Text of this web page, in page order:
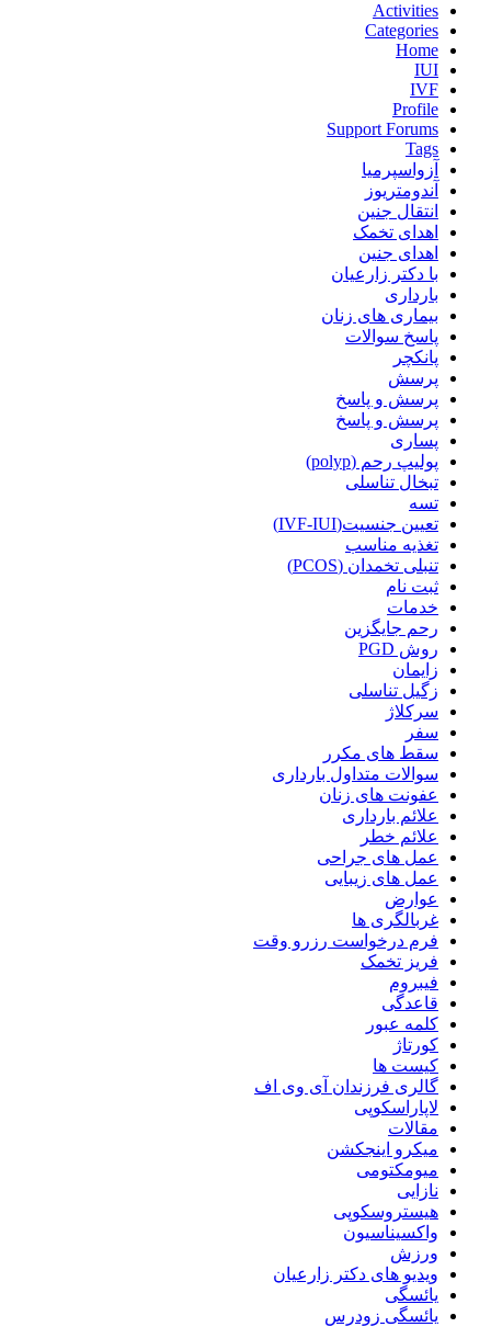
Activities
Categories
Home
IUI
IVF
Profile
Support Forums
Tags
آزواسپرمیا
آندومتریوز
انتقال جنین
اهدای تخمک
اهدای جنین
با دکتر زارعیان
بارداری
بیماری های زنان
پاسخ سوالات
پانکچر
پرسش
پرسش و پاسخ
پرسش و پاسخ
پساری
پولیپ رحم (polyp)
تبخال تناسلی
تسه
تعیین جنسیت(IVF-IUI)
تغذیه مناسب
تنبلی تخمدان (PCOS)
ثبت نام
خدمات
رحم جایگزین
روش PGD
زایمان
زگیل تناسلی
سرکلاژ
سفر
سقط های مکرر
سوالات متداول بارداری
عفونت های زنان
علائم بارداری
علائم خطر
عمل های جراحی
عمل های زیبایی
عوارض
غربالگری ها
فرم درخواست رزرو وقت
فریز تخمک
فیبروم
قاعدگی
کلمه عبور
کورتاژ
کیست ها
گالری فرزندان آی وی اف
لاپاراسکوپی
مقالات
میکرو اینجکشن
میومکتومی
نازایی
هیستروسکوپی
واکسیناسیون
ورزش
ویدیو های دکتر زارعیان
یائسگی
یائسگی زودرس